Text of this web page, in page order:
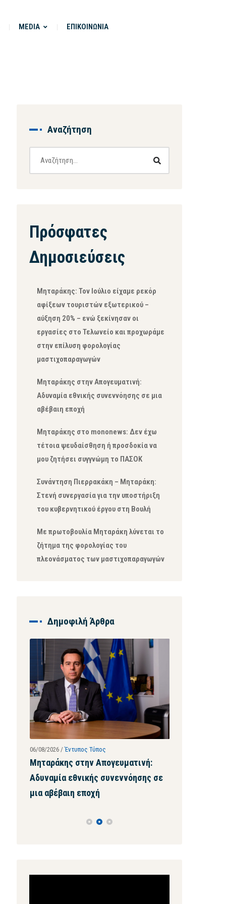
MEDIA ΕΠΙΚΟΙΝΩΝΙΑ
Αναζήτηση
Πρόσφατες
Δημοσιεύσεις
Μηταράκης: Τον Ιούλιο είχαμε ρεκόρ
αφίξεων τουριστών εξωτερικού –
αύξηση 20% – ενώ ξεκίνησαν οι
εργασίες στο Τελωνείο και προχωράμε
στην επίλυση φορολογίας
μαστιχοπαραγωγών
Μηταράκης στην Απογευματινή:
Αδυναμία εθνικής συνεννόησης σε μια
αβέβαιη εποχή
Μηταράκης στο mononews: Δεν έχω
τέτοια ψευδαίσθηση ή προσδοκία να
μου ζητήσει συγγνώμη το ΠΑΣΟΚ
Συνάντηση Πιερρακάκη – Μηταράκη:
Στενή συνεργασία για την υποστήριξη
του κυβερνητικού έργου στη Βουλή
Με πρωτοβουλία Μηταράκη λύνεται το
ζήτημα της φορολογίας του
πλεονάσματος των μαστιχοπαραγωγών
Δημοφιλή Άρθρα
06/08/2026 /Έντυπος Τύπος
Μηταράκης στην Απογευματινή:
Αδυναμία εθνικής συνεννόησης σε
μια αβέβαιη εποχή